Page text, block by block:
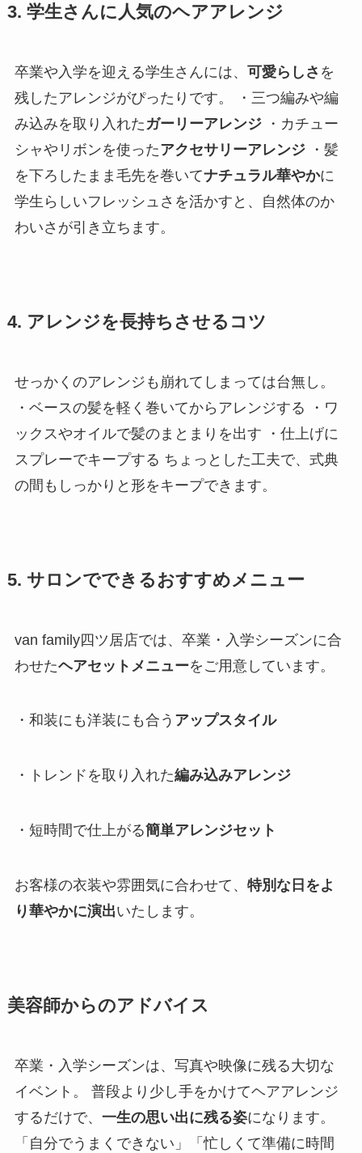
3. 学生さんに人気のヘアアレンジ
卒業や入学を迎える学生さんには、 可愛らしさ を
残したアレンジがぴったりです。 ・三つ編みや編
み込みを取り入れた ガーリーアレンジ・カチュー
シャやリボンを使ったアクセサリーアレンジ・髪
を下ろしたまま毛先を巻いてナチュラル華やかに
学生らしいフレッシュさを活かすと、自然体のか
わいさが引き立ちます。
4. アレンジを長持ちさせるコツ
せっかくのアレンジも崩れてしまっては台無し。
・ベースの髪を軽く巻いてからアレンジする ・ワ
ックスやオイルで髪のまとまりを出す ・仕上げに
スプレーでキープする ちょっとした工夫で、式典
の間もしっかりと形をキープできます。
5. サロンでできるおすすめメニュー
van family四ツ居店では、卒業・入学シーズンに合
わせたヘアセットメニューをご用意しています。
・和装にも洋装にも合う アップスタイル
・トレンドを取り入れた編み込みアレンジ
・短時間で仕上がる簡単アレンジセット
お客様の衣装や雰囲気に合わせて、 特別な日をよ
り華やかに演出いたします。
美容師からのアドバイス
卒業・入学シーズンは、写真や映像に残る大切な
イベント。 普段より少し手をかけてヘアアレンジ
するだけで、 一生の思い出に残る姿になります。
「自分でうまくできない」「忙しくて準備に時間